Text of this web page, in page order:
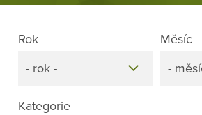
Kategorie
Rok
- rok -
Měsíc
-